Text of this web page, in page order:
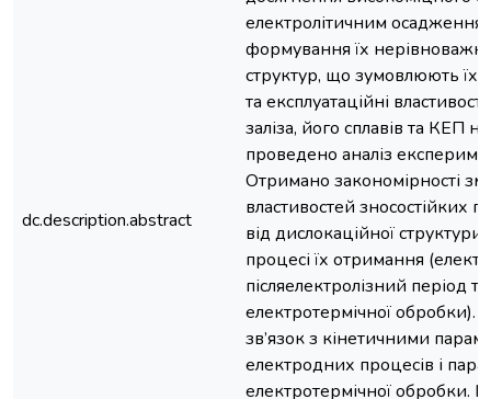
dc.description.abstract
електролітичним
формування їх
структур, що зумовлюють їх
та експлуатаційні
заліза, його сплавів та КЕП на
проведено аналіз
Отримано закономірності
властивостей зносостійких
від дислокаційної
процесі їх отримання
післяелектролізний період
електротермічної обробки).
зв’язок з кінетичними
електродних процесів і
електротермічної обробки.